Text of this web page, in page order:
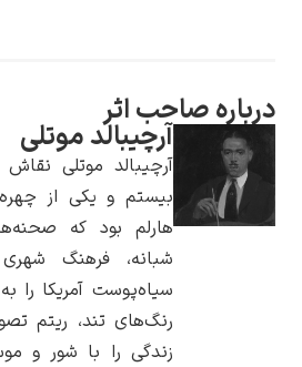
پیر آگوست رنوآر
اثر
آرچیبالد موتلی
آرچیبالد موتلی نقاش آفریقایی-
بیستم و یکی از چهره‌های
هارلم بود که صحنه‌هایی پرانرژی
شبانه، فرهنگ شهری و
سیاه‌پوست آمریکا را به تصویر
رنگ‌های تند، ریتم تصویری و
زندگی را با شور و موسیقی